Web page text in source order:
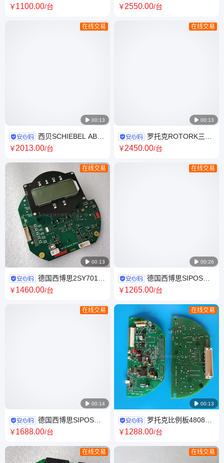
Z031.740电动执行器 德国进口
￥1100.00/台
 00:13
在线交易
西贝SCHIEBEL AB8
CSC+IW5电动执行器 开关控制
￥2013.00/台
 00:13
在线交易
德国西博思2SY7016-
4AA00 sipos电动执行器控制板
￥1460.00/台
 00:14
在线交易
德国西博思SIPOS
2SA5521电动执行器 380V自动
￥1688.00/台
在线交易
执行器 220V-380V自动控制 防
￥2550.00/台
 00:13
在线交易
罗托克ROTORK三代
100471-03智能电动执行器
￥2450.00/台
 00:26
在线交易
德国西博思SIPOS
2SY5041-3ED01电动执行器
￥1265.00/台
 00:13
在线交易
罗托克比例板48083-
05 rotork伺服板 电动驱动 IP68
￥1288.00/台
在线交易